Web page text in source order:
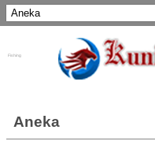
Aneka
Fishing